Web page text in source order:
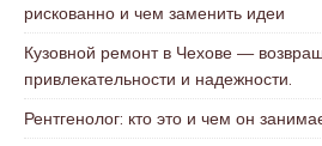
рискованно и чем заменить идеи
Кузовной ремонт в Чехове —
привлекательности и надежности.
Рентгенолог: кто это и чем он